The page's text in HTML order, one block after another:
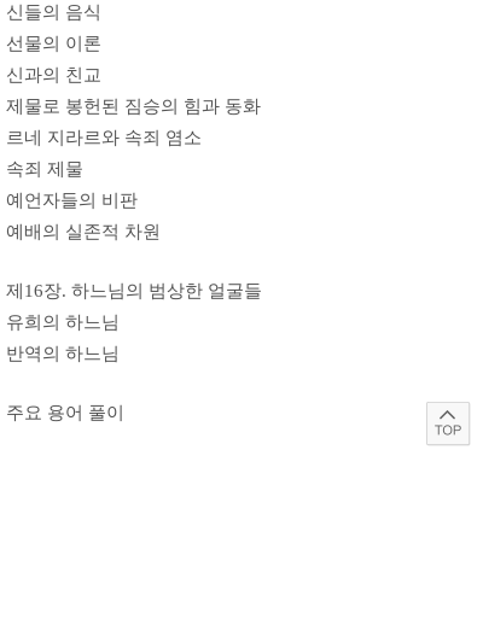
신들의 음식
선물의 이론
신과의 친교
제물로 봉헌된 짐승의 힘과 동화
르네 지라르와 속죄 염소
속죄 제물
예언자들의 비판
예배의 실존적 차원
제16장. 하느님의 범상한 얼굴들
유희의 하느님
반역의 하느님
주요 용어 풀이